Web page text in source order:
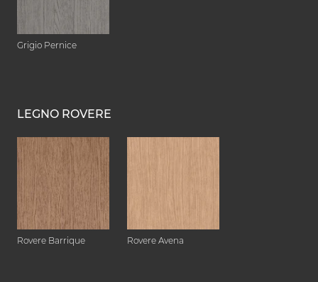
Grigio Pernice
LEGNO ROVERE
Rovere Barrique Rovere Avena